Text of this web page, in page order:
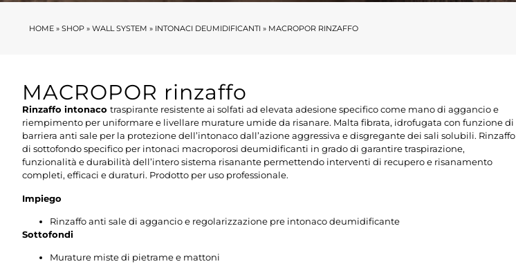
HOME » SHOP » WALL SYSTEM » INTONACI DEUMIDIFICANTI » MACROPOR RINZAFFO
MACROPOR rinzaffo
Rinzaffo intonaco traspirante resistente ai solfati ad elevata adesione specifico come mano di aggancio e
riempimento per uniformare e livellare murature umide da risanare. Malta fibrata, idrofugata con funzione di
barriera anti sale per la protezione dell’intonaco dall’azione aggressiva e disgregante dei sali solubili. Rinzaffo
di sottofondo specifico per intonaci macroporosi deumidificanti in grado di garantire traspirazione,
funzionalità e durabilità dell’intero sistema risanante permettendo interventi di recupero e risanamento
completi, efficaci e duraturi. Prodotto per uso professionale.
Impiego
Rinzaffo anti sale di aggancio e regolarizzazione pre intonaco deumidificante
Sottofondi
Murature miste di pietrame e mattoni